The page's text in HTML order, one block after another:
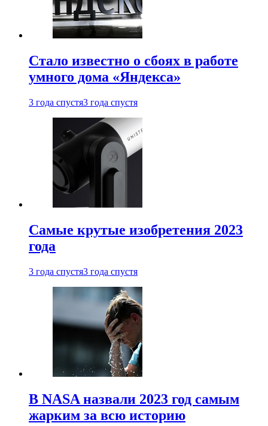
Стало известно о сбоях в работе
умного дома «Яндекса»
3 года спустя3 года спустя
Самые крутые изобретения 2023
года
3 года спустя3 года спустя
В NASA назвали 2023 год самым
жарким за всю историю